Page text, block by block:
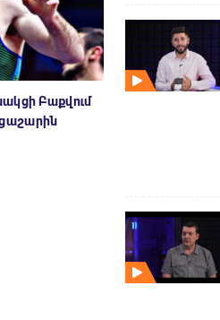
Բաքվում